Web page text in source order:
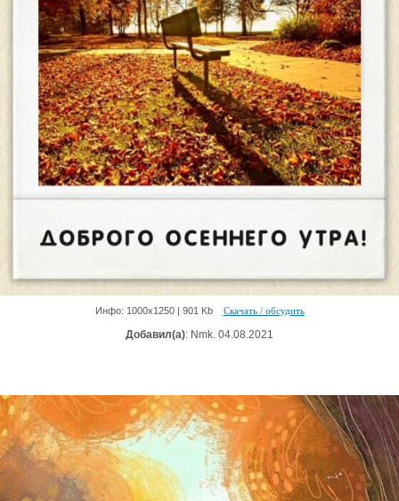
Инфо: 1000х1250 | 901 Kb Скачать / обсудить
Добавил(а): Nmk. 04.08.2021